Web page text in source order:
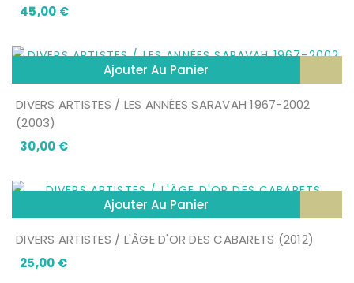
45,00 €Prix
Ajouter Au Panier
DIVERS ARTISTES / LES ANNÉES SARAVAH 1967-2002
(2003)
30,00 €Prix
Ajouter Au Panier
DIVERS ARTISTES / L'ÂGE D'OR DES CABARETS (2012)
25,00 €Prix